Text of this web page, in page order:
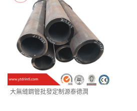
大無縫鋼管批發定制源泰德潤